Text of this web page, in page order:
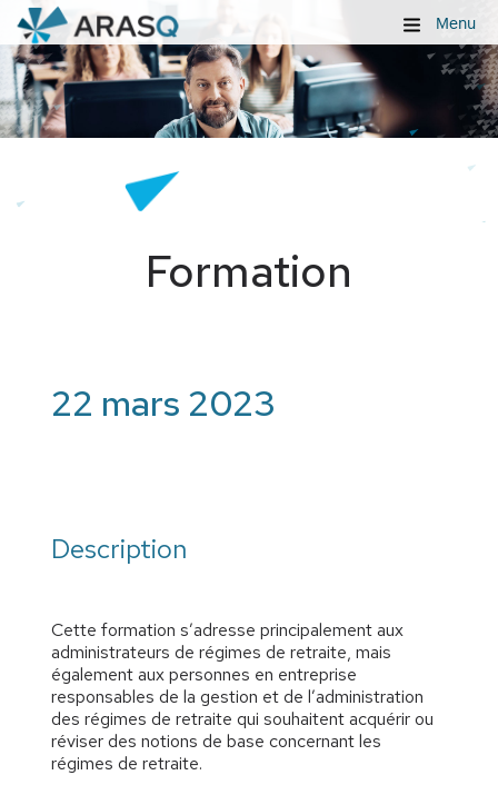
Menu
Formation
22 mars 2023
Description
Cette formation s’adresse principalement aux
administrateurs de régimes de retraite, mais
également aux personnes en entreprise
responsables de la gestion et de l’administration
des régimes de retraite qui souhaitent acquérir ou
réviser des notions de base concernant les
régimes de retraite.